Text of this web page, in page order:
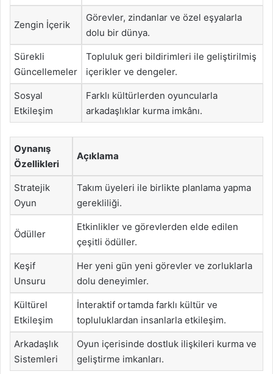
Zengin İçerik
Görevler, zindanlar ve özel eşyalarla
dolu bir dünya.
Sürekli
Güncellemeler
Topluluk geri bildirimleri ile geliştirilmiş
içerikler ve dengeler.
Sosyal
Etkileşim
Farklı kültürlerden oyuncularla
arkadaşlıklar kurma imkânı.
Oynanış
Özellikleri
Açıklama
Stratejik
Oyun
Takım üyeleri ile birlikte planlama yapma
gerekliliği.
Ödüller
Etkinlikler ve görevlerden elde edilen
çeşitli ödüller.
Keşif
Unsuru
Her yeni gün yeni görevler ve zorluklarla
dolu deneyimler.
Kültürel
Etkileşim
İnteraktif ortamda farklı kültür ve
topluluklardan insanlarla etkileşim.
Arkadaşlık
Sistemleri
Oyun içerisinde dostluk ilişkileri kurma ve
geliştirme imkanları.